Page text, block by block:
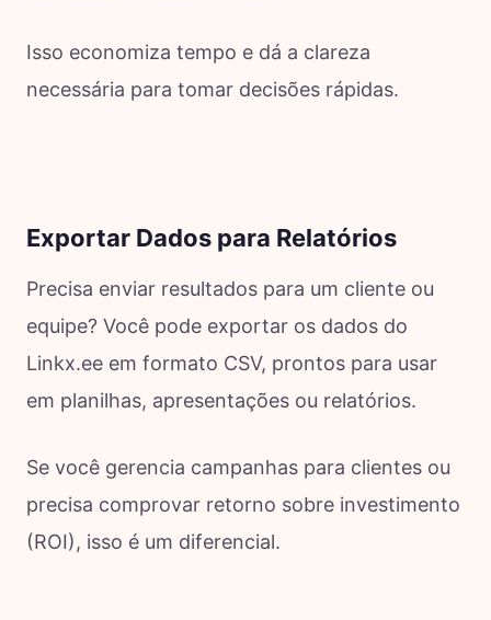
Isso economiza tempo e dá a clareza
necessária para tomar decisões rápidas.
Exportar Dados para Relatórios
Precisa enviar resultados para um cliente ou
equipe? Você pode exportar os dados do
Linkx.ee em formato CSV, prontos para usar
em planilhas, apresentações ou relatórios.
Se você gerencia campanhas para clientes ou
precisa comprovar retorno sobre investimento
(ROI), isso é um diferencial.